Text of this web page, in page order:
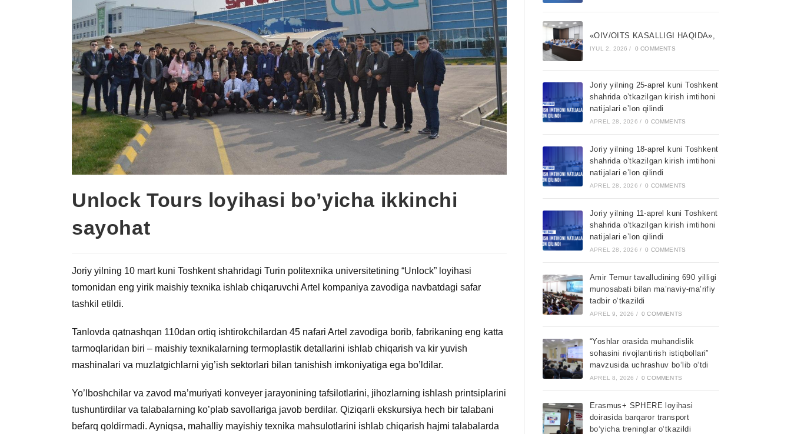
Unlock Tours loyihasi bo’yicha ikkinchi
sayohat
Joriy yilning 10 mart kuni Toshkent shahridagi Turin politexnika universitetining “Unlock” loyihasi
tomonidan eng yirik maishiy texnika ishlab chiqaruvchi Artel kompaniya zavodiga navbatdagi safar
tashkil etildi.
Tanlovda qatnashqan 110dan ortiq ishtirokchilardan 45 nafari Artel zavodiga borib, fabrikaning eng katta
tarmoqlaridan biri – maishiy texnikalarning termoplastik detallarini ishlab chiqarish va kir yuvish
mashinalari va muzlatgichlarni yig’ish sektorlari bilan tanishish imkoniyatiga ega bo’ldilar.
Yo’lboshchilar va zavod ma’muriyati konveyer jarayonining tafsilotlarini, jihozlarning ishlash printsiplarini
tushuntirdilar va talabalarning ko’plab savollariga javob berdilar. Qiziqarli ekskursiya hech bir talabani
befarq qoldirmadi. Ayniqsa, mahalliy mayishiy texnika mahsulotlarini ishlab chiqarish hajmi talabalarda
«OIV/OITS KASALLIGI HAQIDA»,
IYUL 2, 2026 / 0 COMMENTS
Joriy yilning 25-aprel kuni Toshkent
shahrida o’tkazilgan kirish imtihoni
natijalari e’lon qilindi
APREL 28, 2026 / 0 COMMENTS
Joriy yilning 18-aprel kuni Toshkent
shahrida o’tkazilgan kirish imtihoni
natijalari e’lon qilindi
APREL 28, 2026 / 0 COMMENTS
Joriy yilning 11-aprel kuni Toshkent
shahrida o’tkazilgan kirish imtihoni
natijalari e’lon qilindi
APREL 28, 2026 / 0 COMMENTS
Amir Temur tavalludining 690 yilligi
munosabati bilan ma’naviy-ma’rifiy
tadbir o‘tkazildi
APREL 9, 2026 / 0 COMMENTS
“Yoshlar orasida muhandislik
sohasini rivojlantirish istiqbollari”
mavzusida uchrashuv bo‘lib o‘tdi
APREL 8, 2026 / 0 COMMENTS
Erasmus+ SPHERE loyihasi
doirasida barqaror transport
bo‘yicha treninglar o‘tkazildi